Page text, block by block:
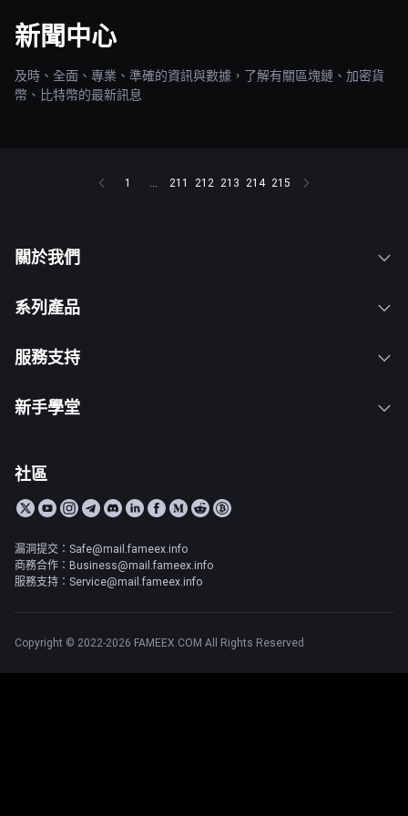
新聞中心
及時、全面、專業、準確的資訊與數據，了解有關區塊鏈、加密貨
幣、比特幣的最新訊息
1 ... 211 212 213 214 215
關於我們
系列產品
服務支持
新手學堂
社區
漏洞提交：Safe@mail.fameex.info
商務合作：Business@mail.fameex.info
服務支持：Service@mail.fameex.info
Copyright © 2022-2026 FAMEEX.COM All Rights Reserved